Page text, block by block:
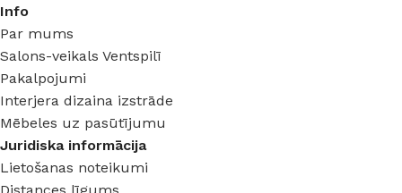
Info
Par mums
Salons-veikals Ventspilī
Pakalpojumi
Interjera dizaina izstrāde
Mēbeles uz pasūtījumu
Juridiska informācija
Lietošanas noteikumi